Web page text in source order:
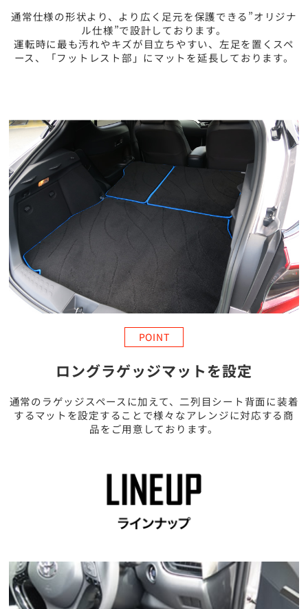
通常仕様の形状より、より広く足元を保護できる”オリジナ
ル仕様”で設計しております。
運転時に最も汚れやキズが目立ちやすい、左足を置くスペ
ース、「フットレスト部」にマットを延長しております。
POINT
ロングラゲッジマットを設定
通常のラゲッジスペースに加えて、二列目シート背面に装着
するマットを設定することで様々なアレンジに対応する商
品をご用意しております。